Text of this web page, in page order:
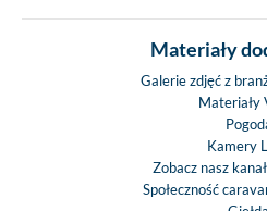
Materiały
Galerie zdjęć z
Materiały
Kamery
Zobacz nasz
Społeczność